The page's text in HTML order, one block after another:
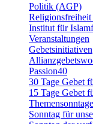
Politik (AGP)
Institut für
Veranstaltungen
Gebetsinitiativen
Passion40
30 Tage Gebet
15 Tage Gebet
Themensonntage
Sonntag für